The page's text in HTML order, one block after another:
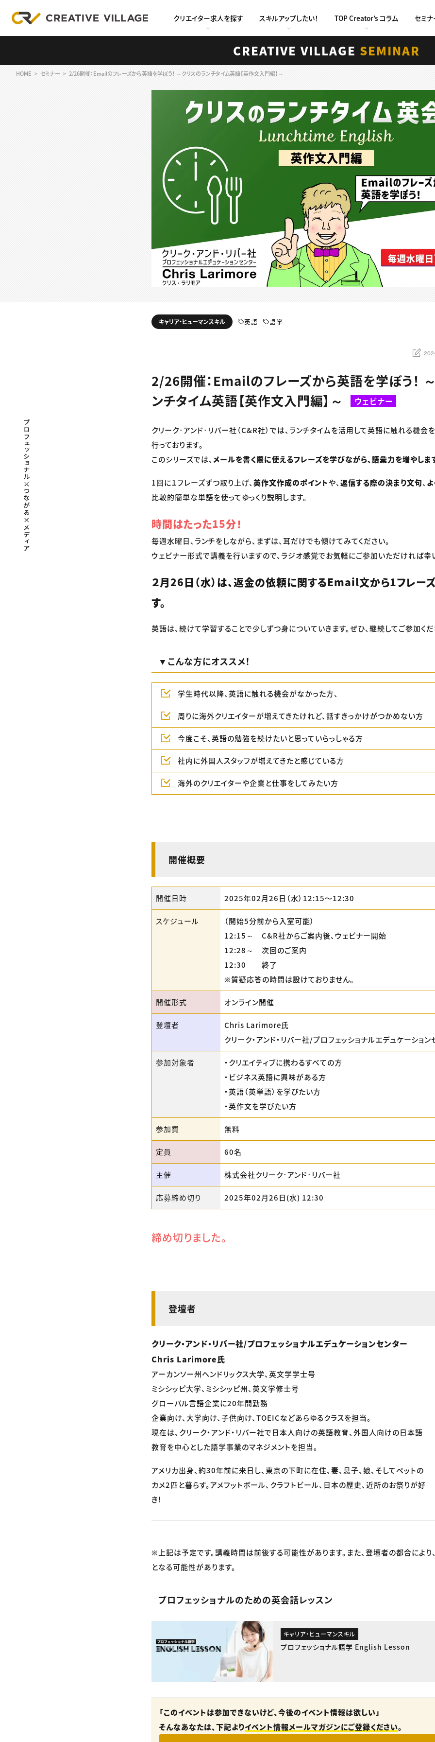
クリエイター求人を探す スキルアップしたい！ TOP Creator’s コラム セミ
CREATIVE VILLAGE SEMINAR
HOME セミナー 2/26開催：Emailのフレーズから英語を学ぼう！ ～クリスのランチタイム英語【英作文入門編】～
キャリア・ヒューマンスキル 英語 語学
2/26開催：Emailのフレーズから英語を学ぼう！
ンチタイム英語【英作文入門編】～
ウェビナー
クリーク･アンド･リバー社（C&R社）では、ランチタイムを活用して英語に触れる機会
行っております。
このシリーズでは、 メールを書く際に使えるフレーズを学びながら、語彙力を増やしま
1回に１フレーズずつ取り上げ、 英作文作成のポイントや、 返信する際の決まり文句、
比較的簡単な単語を使ってゆっくり説明します。
時間はたった15分！
毎週水曜日、ランチをしながら、まずは、耳だけでも傾けてみてください。
ウェビナー形式で講義を行いますので、ラジオ感覚でお気軽にご参加いただければ幸
２月26日（水）は、返金の依頼に関するEmail文から1フレー
す。
英語は、続けて学習することで少しずつ身についていきます。ぜひ、継続してご参加くだ
▼こんな方にオススメ！
学生時代以降、英語に触れる機会がなかった方、
周りに海外クリエイターが増えてきたけれど、話すきっかけがつかめない方
今度こそ、英語の勉強を続けたいと思っていらっしゃる方
社内に外国人スタッフが増えてきたと感じている方
海外のクリエイターや企業と仕事をしてみたい方
開催概要
開催日時 2025年02月26日（水）12:15〜12:30
スケジュール
（開始5分前から入室可能）
12:15～ C&R社からご案内後、ウェビナー開始
12:28～ 次回のご案内
12:30 終了
※質疑応答の時間は設けておりません。
開催形式 オンライン開催
登壇者
Chris Larimore氏
クリーク・アンド・リバー社/プロフェッショナルエデュケーション
参加対象者
・クリエイティブに携わるすべての方
・ビジネス英語に興味がある方
・英語（英単語）を学びたい方
・英作文を学びたい方
参加費 無料
定員 60名
主催 株式会社クリーク･アンド･リバー社
応募締め切り 2025年02月26日(水) 12:30
締め切りました。
登壇者
クリーク・アンド・リバー社/プロフェッショナルエデュケーションセンター
Chris Larimore氏
アーカンソー州ヘンドリックス大学、英文学学士号
ミシシッピ大学、ミシシッピ州、英文学修士号
グローバル言語企業に20年間勤務
企業向け、大学向け、子供向け、TOEICなどあらゆるクラスを担当。
現在は、クリーク・アンド・リバー社で日本人向けの英語教育、外国人向けの日本語
教育を中心とした語学事業のマネジメントを担当。
アメリカ出身、約30年前に来日し、東京の下町に在住、妻、息子、娘、そしてペットの
カメ2匹と暮らす。アメフットボール、クラフトビール、日本の歴史、近所のお祭りが好
き!
※上記は予定です。講義時間は前後する可能性があります。また、登壇者の都合によ
となる可能性があります。
プロフェッショナルのための英会話レッスン
キャリア・ヒューマンスキル
プロフェッショナル語学 English Lesson
「このイベントは参加できないけど、今後のイベント情報は欲しい」
そんなあなたは、下記よりイベント情報メールマガジンにご登録ください。